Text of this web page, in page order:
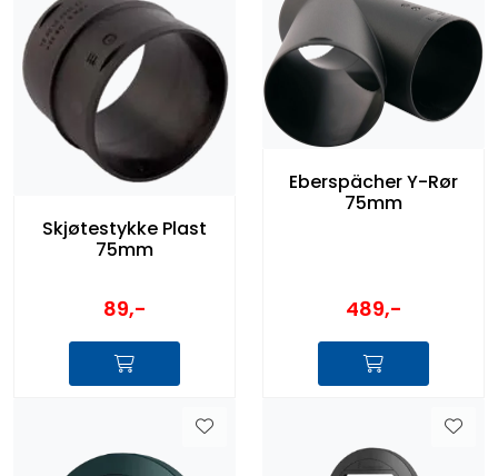
Skjøtestykke Plast
75mm
89,-
Eberspächer Y-Rør
75mm
489,-